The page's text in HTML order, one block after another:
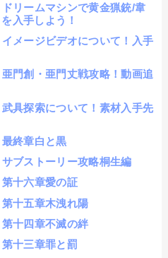
リームマシンで黄金猟銃/韋
入手しよう！
メージビデオについて！入手
門創・亜門丈戦攻略！動画追
具探索について！素材入手先
終章白と黒
ブストーリー攻略桐生編
十六章愛の証
十五章木洩れ陽
十四章不滅の絆
十三章罪と罰